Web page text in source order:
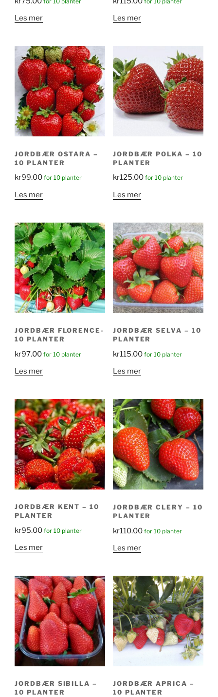
Les mer Les mer
JORDBÆR OSTARA –
10 PLANTER
kr99.00 for 10 planter
Les mer
JORDBÆR POLKA – 10
PLANTER
kr125.00 for 10 planter
Les mer
JORDBÆR FLORENCE-
10 PLANTER
kr97.00 for 10 planter
Les mer
JORDBÆR SELVA – 10
PLANTER
kr115.00 for 10 planter
Les mer
JORDBÆR KENT – 10
PLANTER
kr95.00 for 10 planter
Les mer
JORDBÆR CLERY – 10
PLANTER
kr110.00 for 10 planter
Les mer
JORDBÆR SIBILLA –
10 PLANTER
JORDBÆR APRICA –
10 PLANTER